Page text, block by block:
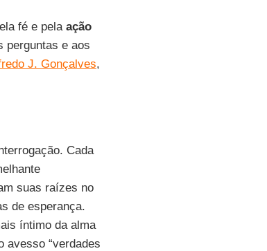
fé e pela ação
perguntas e aos
J. Gonçalves,
Cada
suas raízes no
de esperança.
íntimo da alma
avesso “verdades